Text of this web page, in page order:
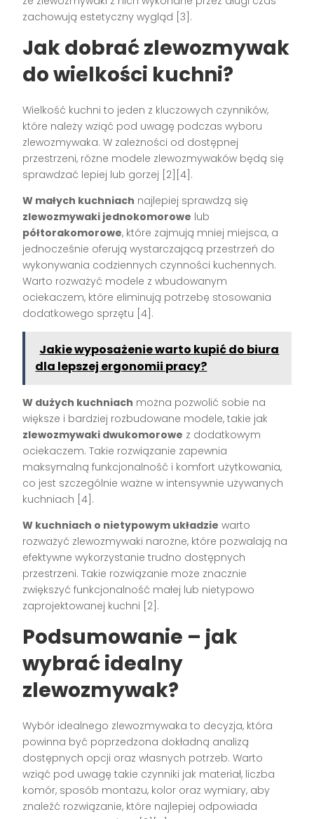
zachowują estetyczny wygląd [3].
Jak dobrać zlewozmywak
do wielkości kuchni?
Wielkość kuchni to jeden z kluczowych czynników,
które należy wziąć pod uwagę podczas wyboru
zlewozmywaka. W zależności od dostępnej
przestrzeni, różne modele zlewozmywaków będą się
sprawdzać lepiej lub gorzej [2][4].
W małych kuchniach najlepiej sprawdzą się
zlewozmywaki jednokomorowe lub
półtorakomorowe, które zajmują mniej miejsca, a
jednocześnie oferują wystarczającą przestrzeń do
wykonywania codziennych czynności kuchennych.
Warto rozważyć modele z wbudowanym
ociekaczem, które eliminują potrzebę stosowania
dodatkowego sprzętu [4].
Jakie wyposażenie warto kupić do biura
dla lepszej ergonomii pracy?
W dużych kuchniach można pozwolić sobie na
większe i bardziej rozbudowane modele, takie jak
zlewozmywaki dwukomorowe z dodatkowym
ociekaczem. Takie rozwiązanie zapewnia
maksymalną funkcjonalność i komfort użytkowania,
co jest szczególnie ważne w intensywnie używanych
kuchniach [4].
W kuchniach o nietypowym układzie warto
rozważyć zlewozmywaki narożne, które pozwalają na
efektywne wykorzystanie trudno dostępnych
przestrzeni. Takie rozwiązanie może znacznie
zwiększyć funkcjonalność małej lub nietypowo
zaprojektowanej kuchni [2].
Podsumowanie – jak
wybrać idealny
zlewozmywak?
Wybór idealnego zlewozmywaka to decyzja, która
powinna być poprzedzona dokładną analizą
dostępnych opcji oraz własnych potrzeb. Warto
wziąć pod uwagę takie czynniki jak materiał, liczba
komór, sposób montażu, kolor oraz wymiary, aby
znaleźć rozwiązanie, które najlepiej odpowiada